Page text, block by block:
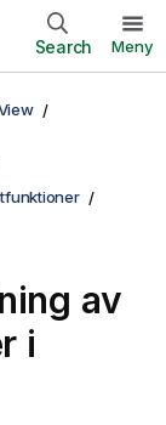
Search Meny
av
i